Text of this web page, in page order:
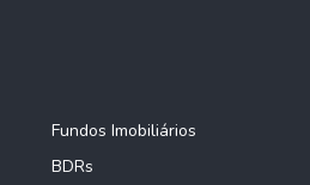
Fundos Imobiliários
BDRs